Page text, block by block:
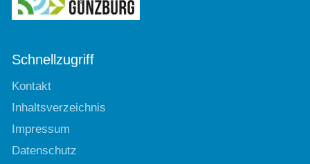
Schnellzugriff
Kontakt
Inhaltsverzeichnis
Impressum
Datenschutz